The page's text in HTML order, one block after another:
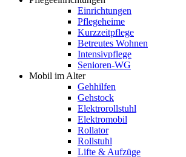
Einrichtungen
Pflegeheime
Kurzzeitpflege
Betreutes Wohnen
Intensivpflege
Senioren-WG
Mobil im Alter
Gehhilfen
Gehstock
Elektrorollstuhl
Elektromobil
Rollator
Rollstuhl
Lifte & Aufzüge